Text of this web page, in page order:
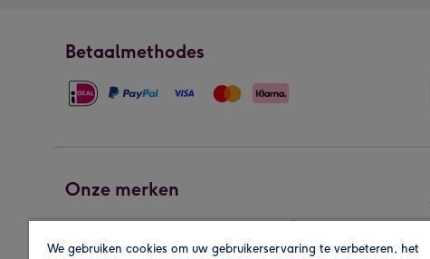
Betaalmethodes
Onze merken
We gebruiken cookies om uw gebruikerservaring te verbeteren, het